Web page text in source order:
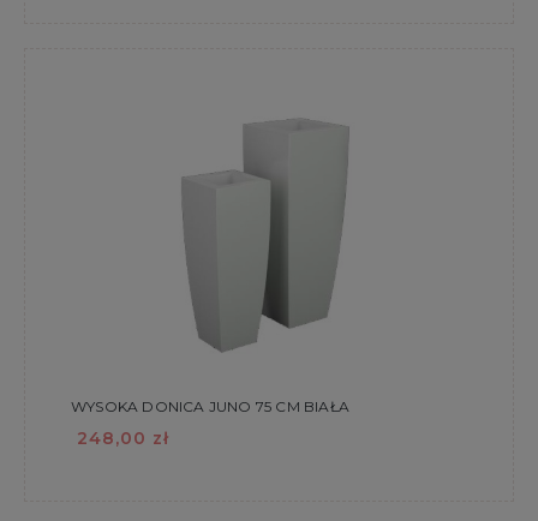
WYSOKA DONICA JUNO 75 CM BIAŁA
248,00 zł